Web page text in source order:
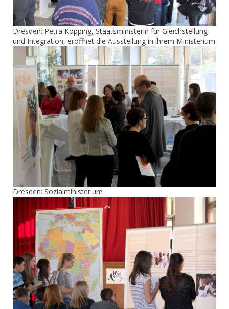
Dresden: Petra Köpping, Staatsministerin für Gleichstellung
und Integration, eröffnet die Ausstellung in ihrem Ministerium
Dresden: Sozialministerium